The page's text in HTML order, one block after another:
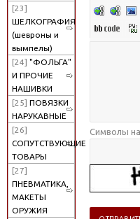
[23]
ШЕЛКОГРАФИЯ
(шевроны и
вымпелы)
[24] "ФОЛЬГА"
И ПРОЧИЕ
НАШИВКИ
[25] ПОВЯЗКИ
НАРУКАВНЫЕ
[26]
СОПУТСТВУЮЩИЕ
ТОВАРЫ
[27]
ПНЕВМАТИКА,
МАКЕТЫ
ОРУЖИЯ
Символы